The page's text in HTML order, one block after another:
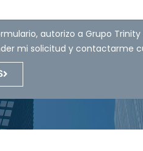
autorizo a Grupo
mi solicitud y contactarme